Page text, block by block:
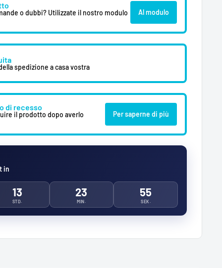
o dubbi? Utilizzate il nostro modulo
Al modulo
spedizione a casa vostra
di recesso
il prodotto dopo averlo
Per saperne di più
in
13
STD.
23
MIN.
53
SEK.